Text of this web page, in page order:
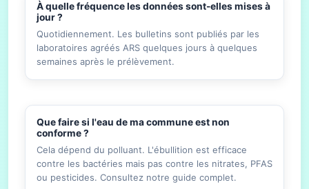
À quelle fréquence les données sont-elles mises à
jour ?
Quotidiennement. Les bulletins sont publiés par les
laboratoires agréés ARS quelques jours à quelques
semaines après le prélèvement.
Que faire si l'eau de ma commune est non
conforme ?
Cela dépend du polluant. L'ébullition est efficace
contre les bactéries mais pas contre les nitrates, PFAS
ou pesticides. Consultez notre guide complet.